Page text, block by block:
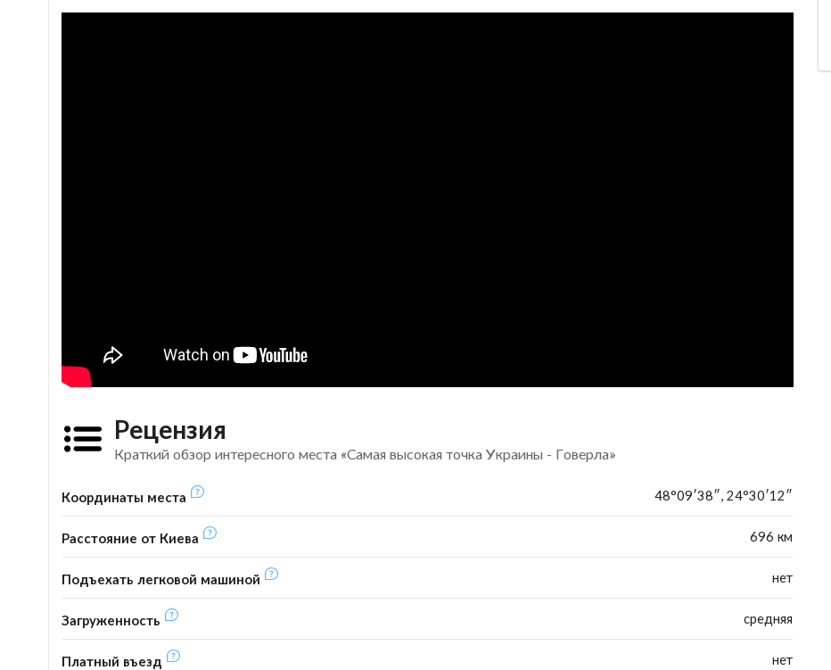
Рецензия
Краткий обзор интересного места «Самая высокая точка Украины - Говерла»
Координаты места 48°09′38″, 24°30′12″
Расстояние от Киева 696 км
Подъехать легковой машиной нет
Загруженность средняя
Платный въезд нет